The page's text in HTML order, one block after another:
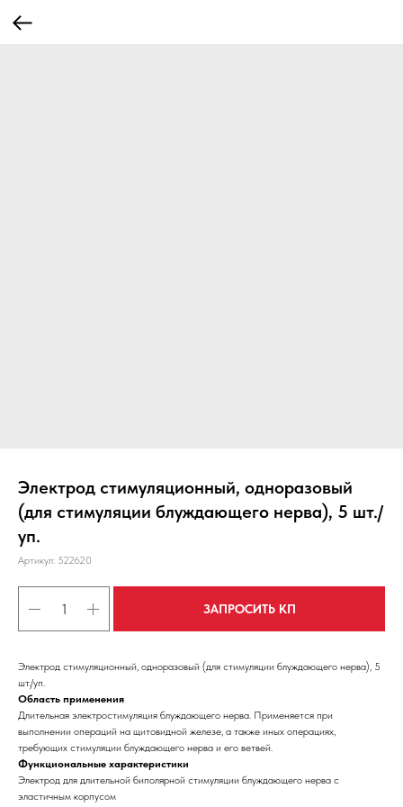
Электрод стимуляционный, одноразовый
(для стимуляции блуждающего нерва), 5 шт./
уп.
Артикул: 522620
ЗАПРОСИТЬ КП
Электрод стимуляционный, одноразовый (для стимуляции блуждающего нерва), 5
шт./уп.
Область применения
Длительная электростимуляция блуждающего нерва. Применяется при
выполнении операций на щитовидной железе, а также иных операциях,
требующих стимуляции блуждающего нерва и его ветвей.
Функциональные характеристики
Электрод для длительной биполярной стимуляции блуждающего нерва с
эластичным корпусом